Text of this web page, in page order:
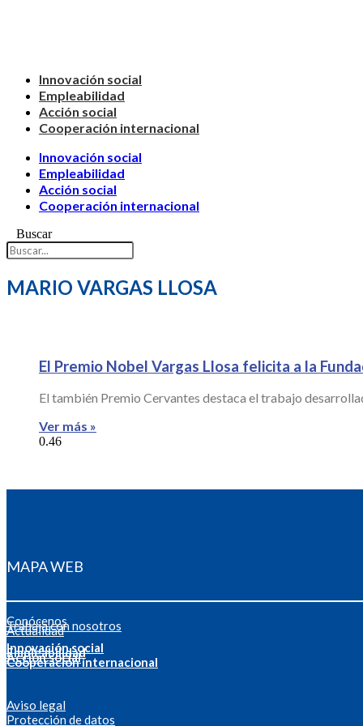
Innovación social
Empleabilidad
Acción social
Cooperación internacional
Innovación social
Empleabilidad
Acción social
Cooperación internacional
Buscar
MARIO VARGAS LLOSA
El Premio Nobel Vargas Llosa felicita a la
El también Premio Cervantes destaca el trabajo
Ver más »
MAPA WEB
Conócenos
Trabaja con nosotros
Actualidad
Innovación social
Empleabilidad
Acción social
Cooperación internacional
Aviso legal
Protección de datos